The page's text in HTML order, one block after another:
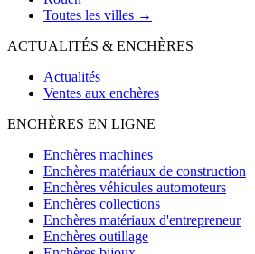
Toutes les villes →
ACTUALITÉS & ENCHÈRES
Actualités
Ventes aux enchères
ENCHÈRES EN LIGNE
Enchères machines
Enchères matériaux de construction
Enchères véhicules automoteurs
Enchères collections
Enchères matériaux d'entrepreneur
Enchères outillage